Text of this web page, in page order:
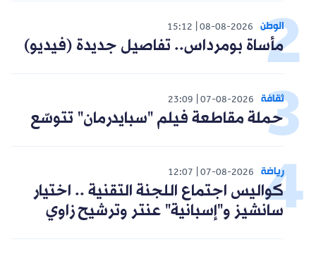
الوطن 08-08-2026
15:12
مأساة بومرداس.. تفاصيل جديدة (فيديو)
ثقافة 07-08-2026
23:09
حملة مقاطعة فيلم "سبايدرمان" تتوسّع
رياضة 07-08-2026
12:07
كواليس اجتماع اللجنة التقنية .. اختيار
سانشيز و"إسبانية" عنتر وترشيح زاوي